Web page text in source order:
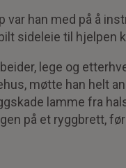
han med på å
sideleie til hjelpen
lege og
møtte han helt
lamme fra
på et ryggbrett,